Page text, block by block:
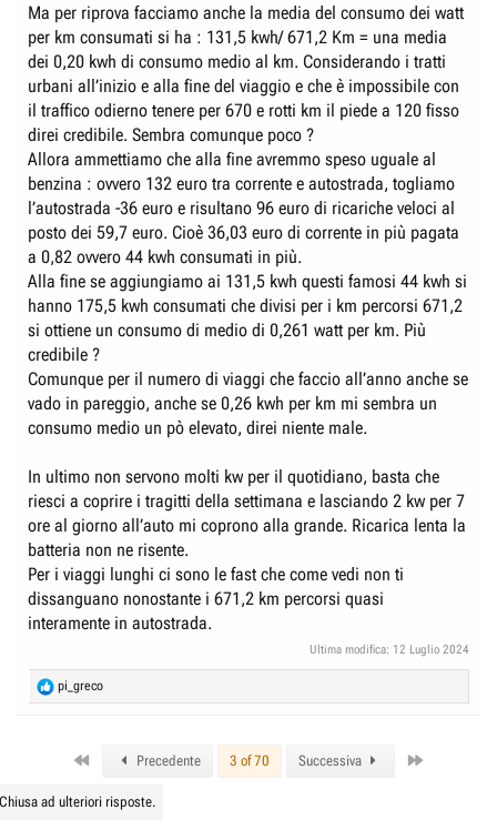
Ma per riprova facciamo anche la media del consumo dei watt
per km consumati si ha : 131,5 kwh/ 671,2 Km = una media
dei 0,20 kwh di consumo medio al km. Considerando i tratti
urbani all’inizio e alla fine del viaggio e che è impossibile con
il traffico odierno tenere per 670 e rotti km il piede a 120 fisso
direi credibile. Sembra comunque poco ?
Allora ammettiamo che alla fine avremmo speso uguale al
benzina : ovvero 132 euro tra corrente e autostrada, togliamo
l’autostrada -36 euro e risultano 96 euro di ricariche veloci al
posto dei 59,7 euro. Cioè 36,03 euro di corrente in più pagata
a 0,82 ovvero 44 kwh consumati in più.
Alla fine se aggiungiamo ai 131,5 kwh questi famosi 44 kwh si
hanno 175,5 kwh consumati che divisi per i km percorsi 671,2
si ottiene un consumo di medio di 0,261 watt per km. Più
credibile ?
Comunque per il numero di viaggi che faccio all’anno anche se
vado in pareggio, anche se 0,26 kwh per km mi sembra un
consumo medio un pò elevato, direi niente male.
In ultimo non servono molti kw per il quotidiano, basta che
riesci a coprire i tragitti della settimana e lasciando 2 kw per 7
ore al giorno all’auto mi coprono alla grande. Ricarica lenta la
batteria non ne risente.
Per i viaggi lunghi ci sono le fast che come vedi non ti
dissanguano nonostante i 671,2 km percorsi quasi
interamente in autostrada.
Ultima modifica: 12 Luglio 2024
R
e
o
pi_greco
Precedente 3 of 70 Successiva
ad ulteriori risposte.